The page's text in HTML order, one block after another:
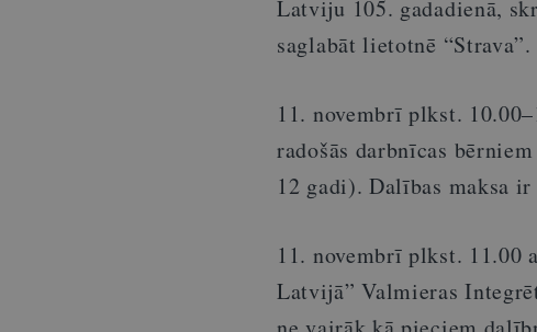
Latviju 105. gadadienā,
saglabāt lietotnē “Strava”.
11. novembrī plkst.
radošās darbnīcas
12 gadi). Dalības maksa ir
11. novembrī plkst. 11.00
Latvijā” Valmieras